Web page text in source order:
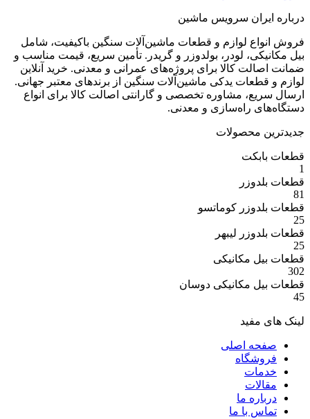
سرویس ماشین
لوازم و قطعات ماشین‌آلات سنگین باکیفیت، شامل
لودر، بولدوزر و گریدر. تأمین سریع، قیمت مناسب و
کالا برای پروژه‌های عمرانی و معدنی. خرید آنلاین
یدکی ماشین‌آلات سنگین از برندهای معتبر جهانی.
مشاوره تخصصی و گارانتی اصالت کالا برای انواع
راه‌سازی و معدنی.
محصولات
کوماتسو
لیبهر
مکانیکی
مکانیکی دوسان
اصلی
ما
با ما